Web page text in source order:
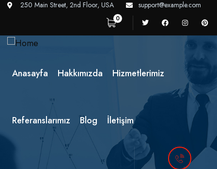
250 Main Street, 2nd Floor, USA support@example.com
0
Anasayfa Hakkımızda Hizmetlerimiz
Referanslarımız Blog İletişim